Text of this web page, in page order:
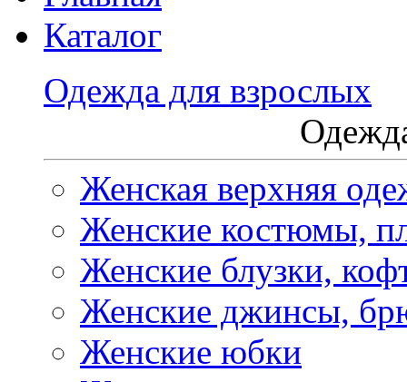
Каталог
Одежда для взрослых
Женская верхняя
Женские костюмы,
Женские блузки,
Женские джинсы,
Женские юбки